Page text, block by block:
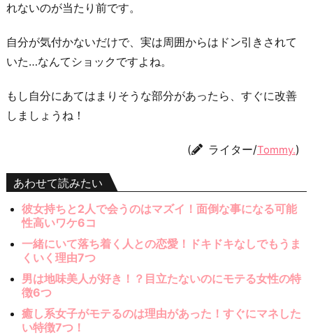
れないのが当たり前です。
自分が気付かないだけで、実は周囲からはドン引きされて
いた…なんてショックですよね。
もし自分にあてはまりそうな部分があったら、すぐに改善
しましょうね！
( ライター/Tommy.)
あわせて読みたい
彼女持ちと2人で会うのはマズイ！面倒な事になる可能
性高いワケ6コ
一緒にいて落ち着く人との恋愛！ドキドキなしでもうま
くいく理由7つ
男は地味美人が好き！？目立たないのにモテる女性の特
徴6つ
癒し系女子がモテるのは理由があった！すぐにマネした
い特徴7つ！